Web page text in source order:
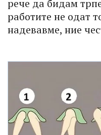
рече да бидам
работите не одат
надевавме, ние